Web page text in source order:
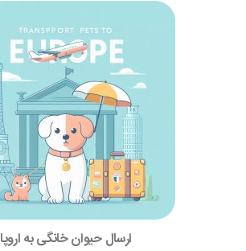
ارسال حیوان خانگی به اروپا